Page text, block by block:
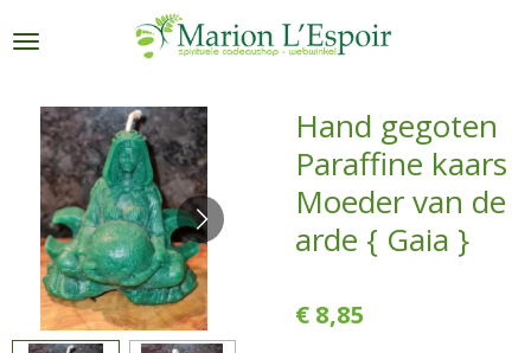
direct
hoofdinhoud
Hand gegoten
Paraffine kaars
Moeder van de
arde { Gaia }
€ 8,85